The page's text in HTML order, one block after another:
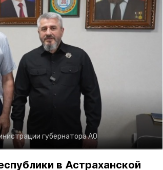
губернатора АО
в Астраханской